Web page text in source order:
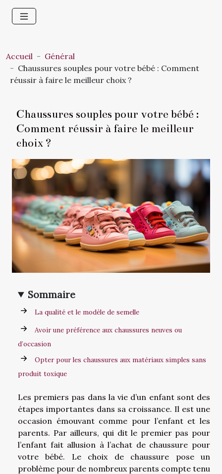
Accueil
Général
Chaussures souples pour votre bébé : Comment
réussir à faire le meilleur choix ?
Chaussures souples pour votre bébé :
Comment réussir à faire le meilleur
choix ?
Sommaire
La qualité et le modèle de semelle
Avoir une préférence aux chaussures neuves ou
d’occasion
Opter pour les chaussures aux matériaux simples sans
produit toxique
Les premiers pas dans la vie d’un enfant sont des
étapes importantes dans sa croissance. Il est une
occasion émouvant comme pour l’enfant et les
parents. Par ailleurs, qui dit le premier pas pour
l’enfant fait allusion à l’achat de chaussure pour
votre bébé. Le choix de chaussure pose un
problème pour de nombreux parents compte tenu